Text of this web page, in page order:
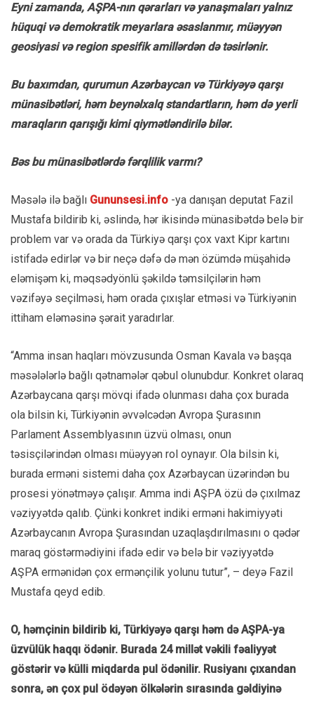
Eyni zamanda, AŞPA-nın qərarları və yanaşmaları yalnız
hüquqi və demokratik meyarlara əsaslanmır, müəyyən
geosiyasi və region spesifik amillərdən də təsirlənir.
Bu baxımdan, qurumun Azərbaycan və Türkiyəyə qarşı
münasibətləri, həm beynəlxalq standartların, həm də yerli
maraqların qarışığı kimi qiymətləndirilə bilər.
Bəs bu münasibətlərdə fərqlilik varmı?
Məsələ ilə bağlı Gununsesi.info -ya danışan deputat Fazil
Mustafa bildirib ki, əslində, hər ikisində münasibətdə belə bir
problem var və orada da Türkiyə qarşı çox vaxt Kipr kartını
istifadə edirlər və bir neçə dəfə də mən özümdə müşahidə
eləmişəm ki, məqsədyönlü şəkildə təmsilçilərin həm
vəzifəyə seçilməsi, həm orada çıxışlar etməsi və Türkiyənin
ittiham eləməsinə şərait yaradırlar.
“Amma insan haqları mövzusunda Osman Kavala və başqa
məsələlərlə bağlı qətnamələr qəbul olunubdur. Konkret olaraq
Azərbaycana qarşı mövqi ifadə olunması daha çox burada
ola bilsin ki, Türkiyənin əvvəlcədən Avropa Şurasının
Parlament Assemblyasının üzvü olması, onun
təsisçilərindən olması müəyyən rol oynayır. Ola bilsin ki,
burada erməni sistemi daha çox Azərbaycan üzərindən bu
prosesi yönətməyə çalışır. Amma indi AŞPA özü də çıxılmaz
vəziyyətdə qalıb. Çünki konkret indiki erməni hakimiyyəti
Azərbaycanın Avropa Şurasından uzaqlaşdırılmasını o qədər
maraq göstərmədiyini ifadə edir və belə bir vəziyyətdə
AŞPA ermənidən çox ermənçilik yolunu tutur”, – deyə Fazil
Mustafa qeyd edib.
O, həmçinin bildirib ki, Türkiyəyə qarşı həm də AŞPA-ya
üzvülük haqqı ödənir. Burada 24 millət vəkili fəaliyyət
göstərir və külli miqdarda pul ödənilir. Rusiyanı çıxandan
sonra, ən çox pul ödəyən ölkələrin sırasında gəldiyinə